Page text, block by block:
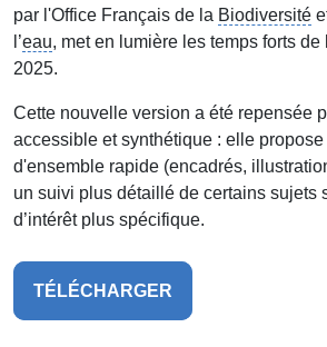
par l'Office Français de la Biodiversité
l’eau, met en lumière les temps forts
2025.
Cette nouvelle version a été repensée
accessible et synthétique : elle
d'ensemble rapide (encadrés,
un suivi plus détaillé de certains sujets
d’intérêt plus spécifique.
TÉLÉCHARGER